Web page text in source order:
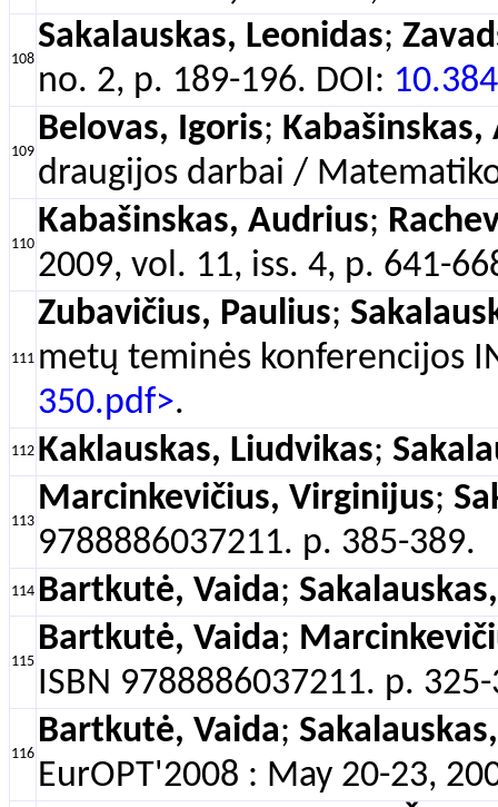
108
Sakalauskas, Leonidas;
no. 2, p. 189-196. DOI:
109
Belovas, Igoris; Kabašinskas,
draugijos darbai /
110
Kabašinskas, Audrius;
2009, vol. 11, iss. 4, p. 641-
111
Zubavičius, Paulius;
metų teminės konferencijos
350.pdf>.
112 Kaklauskas, Liudvikas;
113
Marcinkevičius, Virginijus;
9788886037211. p. 385-389.
114 Bartkutė, Vaida;
115
Bartkutė, Vaida;
ISBN 9788886037211. p.
116
Bartkutė, Vaida;
EurOPT'2008 : May 20-23,